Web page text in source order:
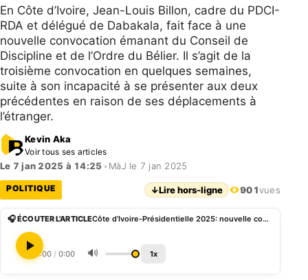
En Côte d’Ivoire, Jean-Louis Billon, cadre du PDCI-
RDA et délégué de Dabakala, fait face à une
nouvelle convocation émanant du Conseil de
Discipline et de l’Ordre du Bélier. Il s’agit de la
troisième convocation en quelques semaines,
suite à son incapacité à se présenter aux deux
précédentes en raison de ses déplacements à
l’étranger.
Kevin Aka
Voir tous ses articles
Le 7 jan 2025 à 14:25 • MàJ le 7 jan 2025
POLITIQUE ↓Lire hors-ligne 901vues
🎧 ÉCOUTER L'ARTICLE Côte d’Ivoire-Présidentielle 2025: nouvelle convocation de Jean-Louis Billon par le Conseil de Discipline du PDCI-RDA
0:00 / 0:00 🔊 1x